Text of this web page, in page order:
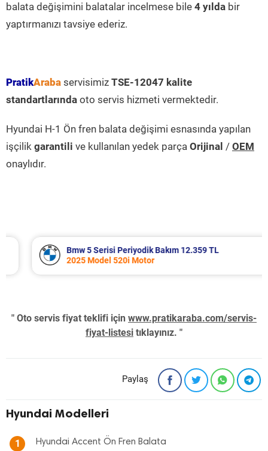
balata değişimini balatalar incelmese bile 4 yılda bir
yaptırmanızı tavsiye ederiz.
PratikAraba servisimiz TSE-12047 kalite
standartlarında oto servis hizmeti vermektedir.
Hyundai H-1 Ön fren balata değişimi esnasında yapılan
işçilik garantili ve kullanılan yedek parça Orijinal / OEM
onaylıdır.
Bmw 5 Serisi Periyodik Bakım 12.359 TL
2025 Model 520i Motor
" Oto servis fiyat teklifi için www.pratikaraba.com/servis-
fiyat-listesi tıklayınız. "
Paylaş
Hyundai Modelleri
1 Hyundai Accent Ön Fren Balata